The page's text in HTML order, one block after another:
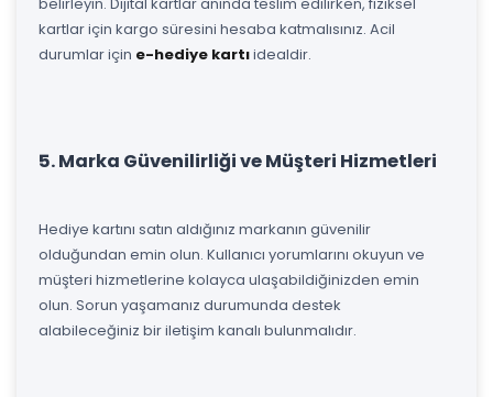
kartlar için kargo süresini hesaba katmalısınız. Acil
durumlar için e-hediye kartıidealdir.
5. Marka Güvenilirliği ve Müşteri Hizmetleri
Hediye kartını satın aldığınız markanın güvenilir
olduğundan emin olun. Kullanıcı yorumlarını okuyun ve
müşteri hizmetlerine kolayca ulaşabildiğinizden emin
olun. Sorun yaşamanız durumunda destek
alabileceğiniz bir iletişim kanalı bulunmalıdır.